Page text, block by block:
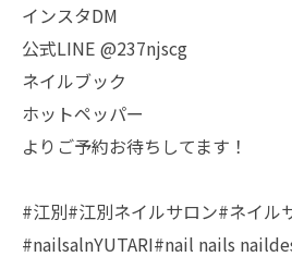
インスタDM
公式LINE @237njscg
ネイルブック
ホットペッパー
よりご予約お待ちしてます！
#江別#江別ネイルサロン#ネイル
#nailsalnYUTARI#nail nails